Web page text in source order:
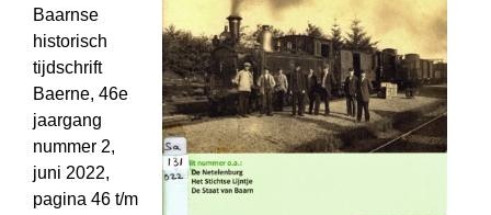
Baarnse
historisch
tijdschrift
Baerne, 46e
jaargang
nummer 2,
juni 2022,
pagina 46 t/m